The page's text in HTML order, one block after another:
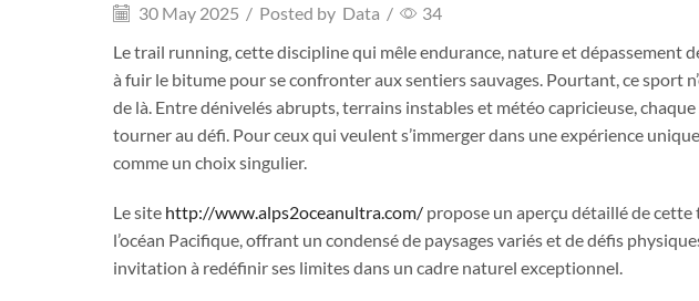
30 May 2025 / Posted by Data /
34
Le trail running, cette discipline qui mêle endurance, nature et dépassement
à fuir le bitume pour se confronter aux sentiers sauvages. Pourtant, ce sport
de là. Entre dénivelés abrupts, terrains instables et météo capricieuse,
tourner au défi. Pour ceux qui veulent s’immerger dans une expérience
comme un choix singulier.
Le site http://www.alps2oceanultra.com/ propose un aperçu détaillé de
l’océan Pacifique, offrant un condensé de paysages variés et de défis
invitation à redéfinir ses limites dans un cadre naturel exceptionnel.